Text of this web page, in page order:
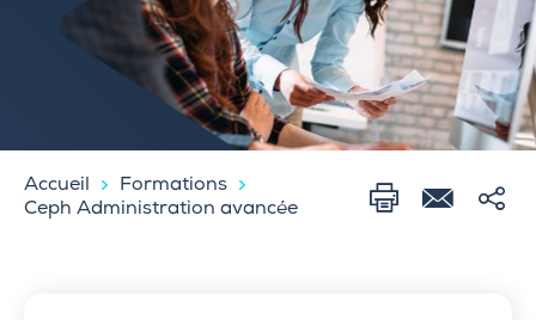
Accueil
Formations
Ceph Administration avancée